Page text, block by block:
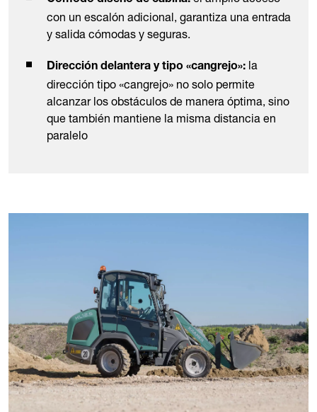
con un escalón adicional, garantiza una entrada
y salida cómodas y seguras.
Dirección delantera y tipo «cangrejo»: la
dirección tipo «cangrejo» no solo permite
alcanzar los obstáculos de manera óptima, sino
que también mantiene la misma distancia en
paralelo